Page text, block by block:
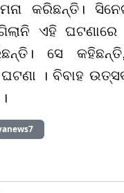
କରିଛନ୍ତି।
ଏହି ଘଟଣାରେ
ସେ
। ବିବାହ